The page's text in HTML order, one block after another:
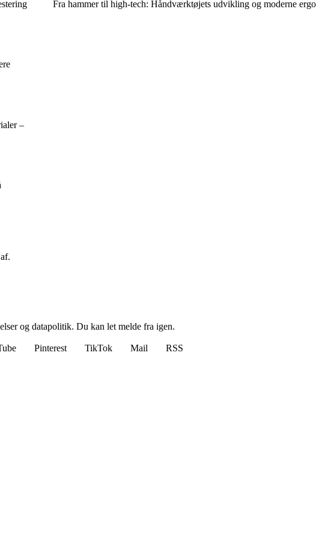
–
Fra hammer til high-tech: Håndværktøjets udvikling og moderne
og datapolitik. Du kan let melde fra igen.
Pinterest TikTok Mail
RSS